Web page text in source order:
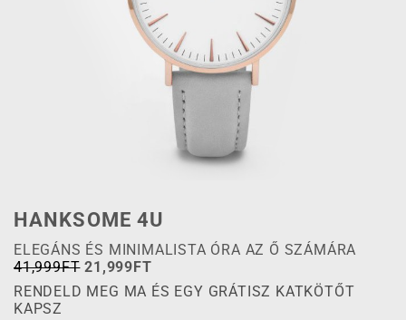
HANKSOME 4U
ELEGÁNS ÉS MINIMALISTA ÓRA AZ Ő SZÁMÁRA
41,999FT 21,999FT
RENDELD MEG MA ÉS EGY GRÁTISZ KATKÖTŐT
KAPSZ